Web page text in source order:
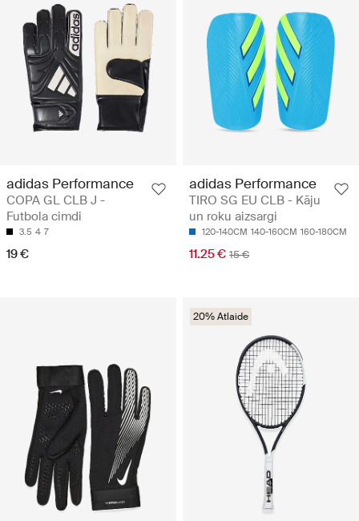
adidas Performance
COPA GL CLB J -
Futbola cimdi
3.5 4 7
19 €
adidas Performance
TIRO SG EU CLB - Kāju
un roku aizsargi
120-140CM 140-160CM 160-180CM
11.25 € 15 €
20% Atlaide